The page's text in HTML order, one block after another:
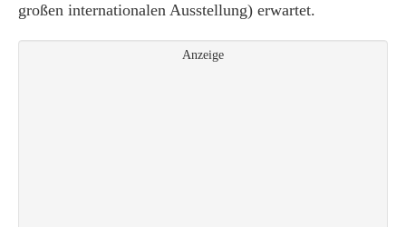
großen internationalen Ausstellung) erwartet.
Anzeige